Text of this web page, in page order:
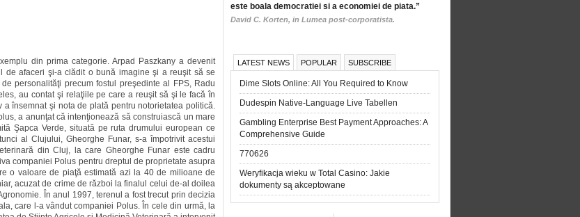
din prima categorie. Arpad Paszkany a devenit
de afaceri şi-a clădit o bună imagine şi a reuşit să se
personalităţi precum fostul preşedinte al FPS, Radu
au contat şi relaţiile pe care a reuşit să şi le facă în
însemnat şi nota de plată pentru notorietatea politică.
a anunţat că intenţionează să construiască un mare
Şapca Verde, situată pe ruta drumului european ce
al Clujului, Gheorghe Funar, s-a împotrivit acestui
din Cluj, la care Gheorghe Funar este cadru
companiei Polus pentru dreptul de proprietate asupra
o valoare de piaţă estimată azi la 40 de milioane de
acuzat de crime de război la finalul celui de-al doilea
În anul 1997, terenul a fost trecut prin decizia
care l-a vândut companiei Polus. În cele din urmă, la
este boala democratiei si a economiei de piata.”
David C. Korten, in Lumea post-corporatista.
LATEST NEWS POPULAR SUBSCRIBE
Dime Slots Online: All You Required to Know
Dudespin Native-Language Live Tabellen
Gambling Enterprise Best Payment Approaches: A
Comprehensive Guide
770626
Weryfikacja wieku w Total Casino: Jakie
dokumenty są akceptowane